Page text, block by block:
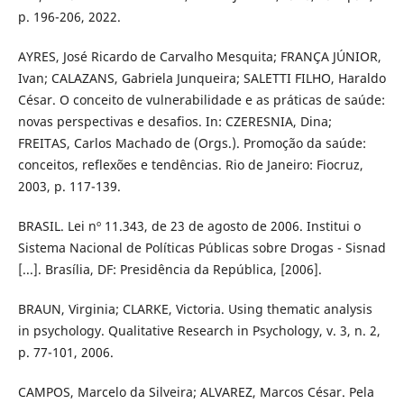
p. 196-206, 2022.
AYRES, José Ricardo de Carvalho Mesquita; FRANÇA JÚNIOR,
Ivan; CALAZANS, Gabriela Junqueira; SALETTI FILHO, Haraldo
César. O conceito de vulnerabilidade e as práticas de saúde:
novas perspectivas e desafios. In: CZERESNIA, Dina;
FREITAS, Carlos Machado de (Orgs.). Promoção da saúde:
conceitos, reflexões e tendências. Rio de Janeiro: Fiocruz,
2003, p. 117-139.
BRASIL. Lei nº 11.343, de 23 de agosto de 2006. Institui o
Sistema Nacional de Políticas Públicas sobre Drogas - Sisnad
[...]. Brasília, DF: Presidência da República, [2006].
BRAUN, Virginia; CLARKE, Victoria. Using thematic analysis
in psychology. Qualitative Research in Psychology, v. 3, n. 2,
p. 77-101, 2006.
CAMPOS, Marcelo da Silveira; ALVAREZ, Marcos César. Pela